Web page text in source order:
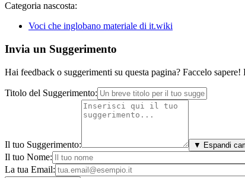
Categoria nascosta:
Voci che inglobano materiale di it.wiki
Invia un Suggerimento
Hai feedback o suggerimenti su questa pagina? Faccelo
Titolo del Suggerimento:
Il tuo Suggerimento: ▼ Espandi
Il tuo Nome:
La tua Email: